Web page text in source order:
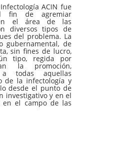
ACIN fue
fin de agremiar
en el área de las
diversos tipos de
del problema. La
gubernamental, de
sin fines de lucro,
tipo, regida por
la promoción,
todas aquellas
de la infectología y
desde el punto de
investigativo y en el
en el campo de las